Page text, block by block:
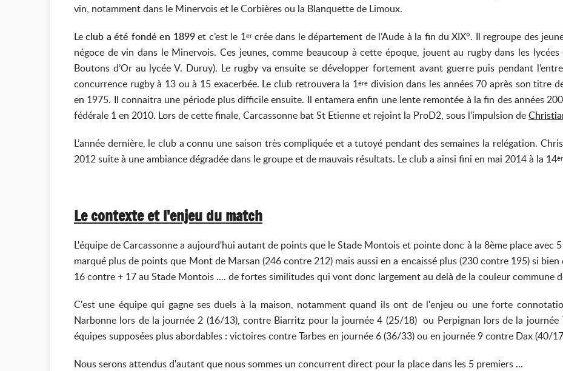
vin, notamment dans le Minervois et le Corbières ou la Blanquette de Limoux.
Leclub a été fondé en 1899et c’est le 1ercrée dans le département de l’Aude à la fin du XIX°. Il regroupe des
négoce de vin dans le Minervois. Ces jeunes, comme beaucoup à cette époque, jouent au rugby dans les
Boutons d’Or au lycée V. Duruy). Le rugby va ensuite se développer fortement avant guerre puis pendant
concurrence rugby à 13 ou à 15 exacerbée. Le club retrouvera la 1ère division dans les années 70 après son titre
en 1975. Il connaitra une période plus difficile ensuite. Il entamera enfin une lente remontée à la fin des années
fédérale 1 en 2010. Lors de cette finale, Carcassonne bat St Etienne et rejoint la ProD2, sous l’impulsion de
L’année dernière, le club a connu une saison très compliquée et a tutoyé pendant des semaines la relégation.
2012 suite à une ambiance dégradée dans le groupe et de mauvais résultats. Le club a ainsi fini en mai 2014 à la 14
Le contexte et l'enjeu du match
L'équipe de Carcassonne a aujourd'hui autant de points que le Stade Montois et pointe donc à la 8ème place avec
marqué plus de points que Mont de Marsan (246 contre 212) mais aussi en a encaissé plus (230 contre 195) si
16 contre + 17 au Stade Montois .... de fortes similitudes qui vont donc largement au delà de la couleur commune
C'est une équipe qui gagne ses duels à la maison, notamment quand ils ont de l'enjeu ou une forte
Narbonne lors de la journée 2 (16/13), contre Biarritz pour la journée 4 (25/18) ou Perpignan lors de la
équipes supposées plus abordables : victoires contre Tarbes en journée 6 (36/33) ou en journée 9 contre Dax (40/
Nous serons attendus d'autant que nous sommes un concurrent direct pour la place dans les 5 premiers ...